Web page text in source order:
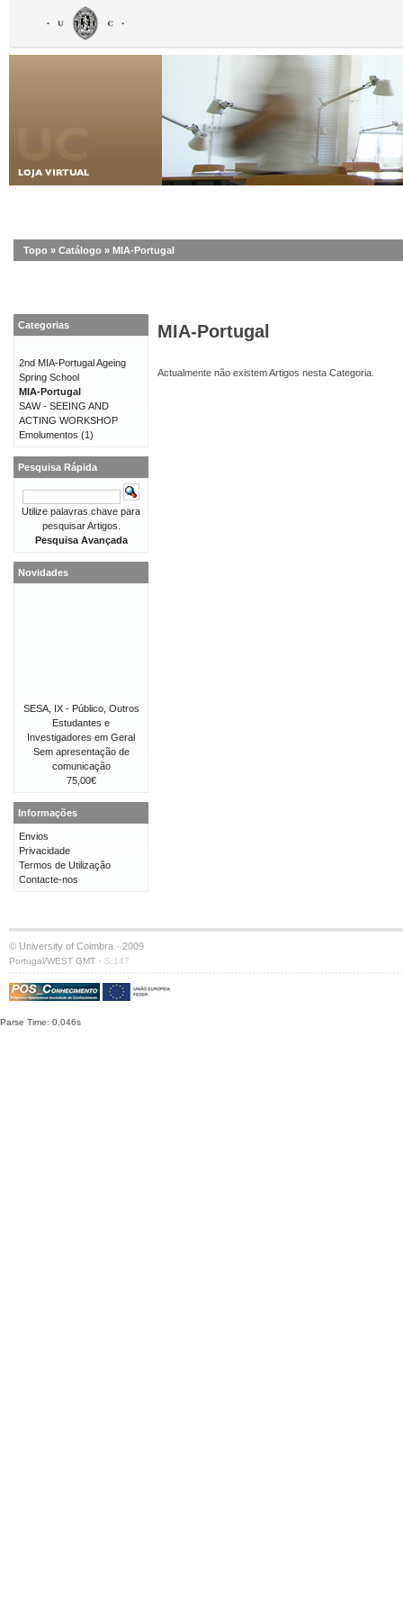
Topo » Catálogo » MIA-Portugal
MIA-Portugal
Actualmente não existem Artigos nesta Categoria.
Categorias
2nd MIA-Portugal Ageing
Spring School
MIA-Portugal
SAW - SEEING AND
ACTING WORKSHOP
Emolumentos (1)
Pesquisa Rápida
Utilize palavras chave para
pesquisar Artigos.
Pesquisa Avançada
Novidades
SESA, IX - Público, Outros
Estudantes e
Investigadores em Geral
Sem apresentação de
comunicação
75,00€
Informações
Envios
Privacidade
Termos de Utilização
Contacte-nos
© University of Coimbra · 2009
Portugal/WEST GMT · S:147
Parse Time: 0.046s